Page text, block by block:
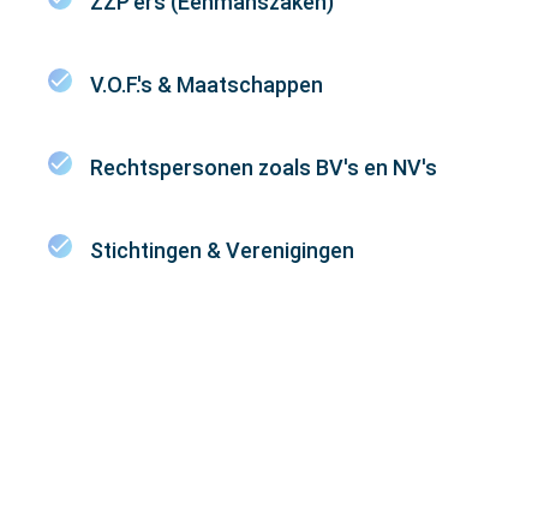
V.O.F.'s & Maatschappen
Rechtspersonen zoals BV's en NV's
Stichtingen & Verenigingen